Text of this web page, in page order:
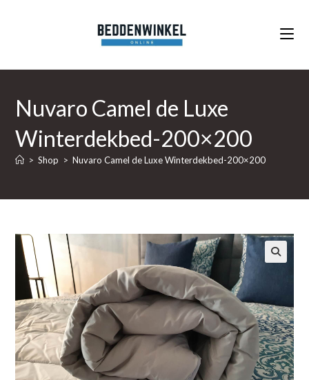
Nuvaro Camel de Luxe
Winterdekbed-200×200
> Shop > Nuvaro Camel de Luxe Winterdekbed-200×200